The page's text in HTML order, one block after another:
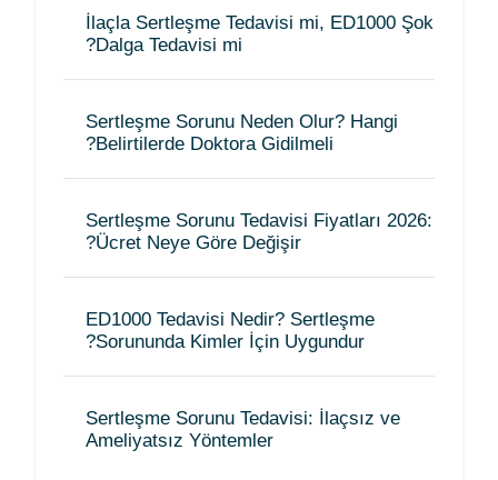
İlaçla Sertleşme Tedavisi mi, ED1000 Şok
Dalga Tedavisi mi?
Sertleşme Sorunu Neden Olur? Hangi
Belirtilerde Doktora Gidilmeli?
Sertleşme Sorunu Tedavisi Fiyatları 2026:
Ücret Neye Göre Değişir?
ED1000 Tedavisi Nedir? Sertleşme
Sorununda Kimler İçin Uygundur?
Sertleşme Sorunu Tedavisi: İlaçsız ve
Ameliyatsız Yöntemler